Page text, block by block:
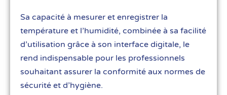
Sa capacité à mesurer et enregistrer la
température et l’humidité, combinée à sa facilité
d’utilisation grâce à son interface digitale, le
rend indispensable pour les professionnels
souhaitant assurer la conformité aux normes de
sécurité et d’hygiène.